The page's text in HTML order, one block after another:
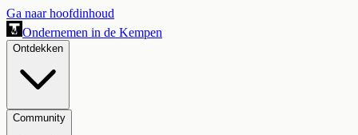
Ga naar hoofdinhoud
Ondernemen in de Kempen
Ontdekken
Community